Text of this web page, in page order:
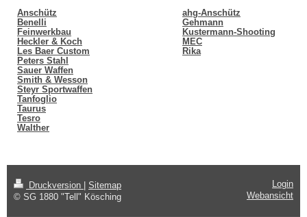
Anschütz
ahg-Anschütz
Benelli
Gehmann
Feinwerkbau
Kustermann-Shooting
Heckler & Koch
MEC
Les Baer Custom
Rika
Peters Stahl
Sauer Waffen
Smith & Wesson
Steyr Sportwaffen
Tanfoglio
Taurus
Tesro
Walther
Druckversion
Sitemap
© SG 1880 "Tell" Kösching
Login
Webansicht